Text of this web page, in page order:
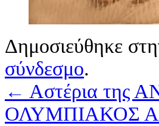
Δημοσιεύθηκε
σύνδεσμο.
← Αστέρια της
ΟΛΥΜΠΙΑΚΟΣ